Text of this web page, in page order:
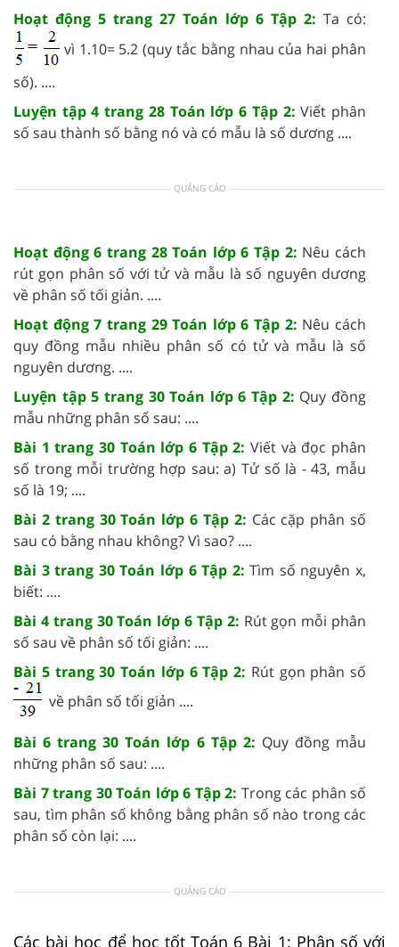
Hoạt động 5 trang 27 Toán lớp 6 Tập 2: Ta có:
vì 1.10= 5.2 (quy tắc bằng nhau của hai phân
số). ....
Luyện tập 4 trang 28 Toán lớp 6 Tập 2: Viết phân
số sau thành số bằng nó và có mẫu là số dương ....
QUẢNG CÁO
Hoạt động 6 trang 28 Toán lớp 6 Tập 2: Nêu cách
rút gọn phân số với tử và mẫu là số nguyên dương
về phân số tối giản. ....
Hoạt động 7 trang 29 Toán lớp 6 Tập 2: Nêu cách
quy đồng mẫu nhiều phân số có tử và mẫu là số
nguyên dương. ....
Luyện tập 5 trang 30 Toán lớp 6 Tập 2: Quy đồng
mẫu những phân số sau: ....
Bài 1 trang 30 Toán lớp 6 Tập 2: Viết và đọc phân
số trong mỗi trường hợp sau: a) Tử số là - 43, mẫu
số là 19; ....
Bài 2 trang 30 Toán lớp 6 Tập 2: Các cặp phân số
sau có bằng nhau không? Vì sao? ....
Bài 3 trang 30 Toán lớp 6 Tập 2: Tìm số nguyên x,
biết: ....
Bài 4 trang 30 Toán lớp 6 Tập 2: Rút gọn mỗi phân
số sau về phân số tối giản: ....
Bài 5 trang 30 Toán lớp 6 Tập 2: Rút gọn phân số
về phân số tối giản ....
Bài 6 trang 30 Toán lớp 6 Tập 2: Quy đồng mẫu
những phân số sau: ....
Bài 7 trang 30 Toán lớp 6 Tập 2: Trong các phân số
sau, tìm phân số không bằng phân số nào trong các
phân số còn lại: ....
QUẢNG CÁO
Các bài học để học tốt Toán 6 Bài 1: Phân số với